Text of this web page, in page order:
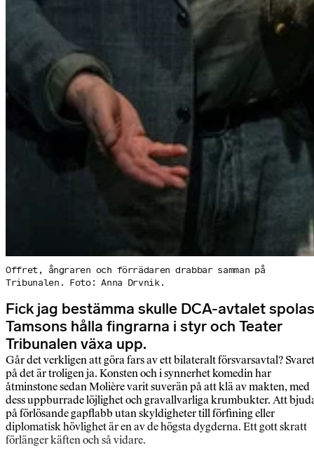
Offret, ångraren och förrädaren drabbar samman på
Tribunalen. Foto: Anna Drvnik.
Fick jag bestämma skulle DCA-avtalet
Tamsons hålla fingrarna i styr och Teater
Tribunalen växa upp.
Går det verkligen att göra fars av ett bilateralt försvarsavtal? Svaret
på det är troligen ja. Konsten och i synnerhet komedin har
åtminstone sedan Molière varit suverän på att klä av makten, med
dess uppburrade löjlighet och gravallvarliga krumbukter. Att
på förlösande gapflabb utan skyldigheter till förfining eller
diplomatisk hövlighet är en av de högsta dygderna. Ett gott skratt
förlänger käften och så vidare.